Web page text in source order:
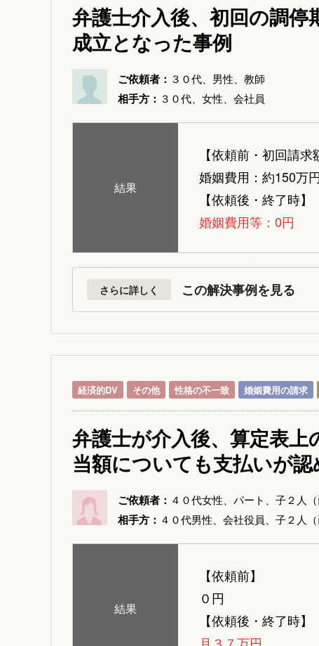
弁護士介入後、初回の調
成立となった事例
ご依頼者： ３０代、男性、教師
相手方： ３０代、女性、会社員
結果
【依頼前・初回請求
婚姻費用：約150万円
【依頼後・終了時】
婚姻費用等：0円
さらに詳しく この解決事例を見る
経済的DV その他 性格の不一致 婚姻費用の請求
弁護士が介入後、算定表
当額についても支払いが
ご依頼者： ４０代女性、パート、子２人（
相手方： ４０代男性、会社役員、子２人（
結果
【依頼前】
０円
【依頼後・終了時】